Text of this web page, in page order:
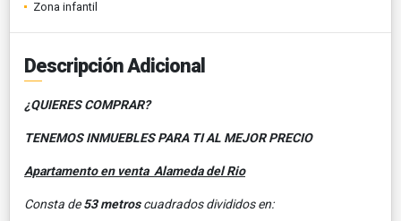
Zona infantil
Descripción Adicional
¿QUIERES COMPRAR?
TENEMOS INMUEBLES PARA TI AL MEJOR PRECIO
Apartamento en venta Alameda del Rio
Consta de53 metroscuadrados divididos en: